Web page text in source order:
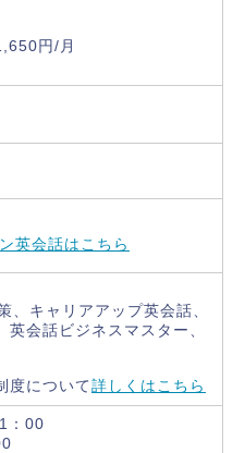
円/月
英会話はこちら
、キャリアアップ英会話、
英会話ビジネスマスター、
度について 詳しくはこちら
：00